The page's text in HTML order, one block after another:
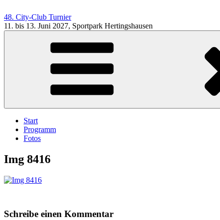
Inhalt
springen
48. City-Club Turnier
11. bis 13. Juni 2027, Sportpark Hertingshausen
Start
Programm
Fotos
Img 8416
Schreibe einen Kommentar